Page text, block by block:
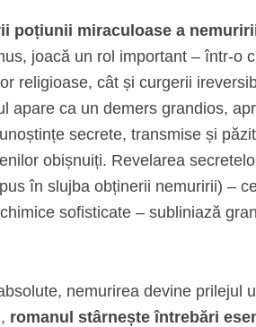
poțiunii miraculoase a
joacă un rol important – într-o
religioase, cât și curgerii
apare ca un demers grandios,
secrete, transmise și
obișnuiți. Revelarea
în slujba obținerii nemuririi) –
sofisticate – subliniază
nemurirea devine prilejul
romanul stârnește întrebări